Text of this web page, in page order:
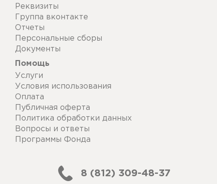
Реквизиты
Группа вконтакте
Отчеты
Персональные сборы
Документы
Помощь
Услуги
Условия использования
Оплата
Публичная оферта
Политика обработки данных
Вопросы и ответы
Программы Фонда
8 (812) 309-48-37